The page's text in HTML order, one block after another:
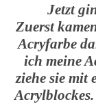
Jetzt
Zuerst
Acryfarbe
ich meine
ziehe sie mit